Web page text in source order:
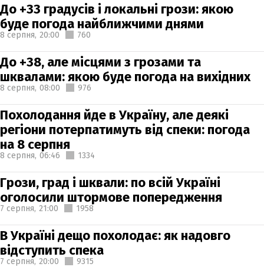
До +33 градусів і локальні грози: якою
буде погода найближчими днями
8 серпня, 20:00 760
До +38, але місцями з грозами та
шквалами: якою буде погода на вихідних
8 серпня, 08:00 976
Похолодання йде в Україну, але деякі
регіони потерпатимуть від спеки: погода
на 8 серпня
8 серпня, 06:46 1334
Грози, град і шквали: по всій Україні
оголосили штормове попередження
7 серпня, 21:00 1958
В Україні дещо похолодає: як надовго
відступить спека
7 серпня, 20:00 9315